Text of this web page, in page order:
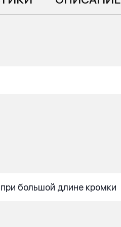
большой длине кромки